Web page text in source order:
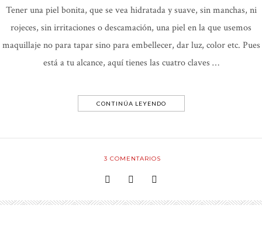
Tener una piel bonita, que se vea hidratada y suave, sin manchas, ni
rojeces, sin irritaciones o descamación, una piel en la que usemos
maquillaje no para tapar sino para embellecer, dar luz, color etc. Pues
está a tu alcance, aquí tienes las cuatro claves …
CONTINÚA LEYENDO
3 COMENTARIOS